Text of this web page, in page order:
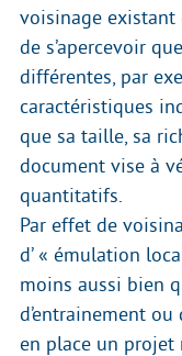
voisinage existant
de s’apercevoir
différentes, par
caractéristiques
que sa taille, sa
document vise à
quantitatifs.
Par effet de
d’ « émulation
moins aussi bien
d’entrainement
en place un projet